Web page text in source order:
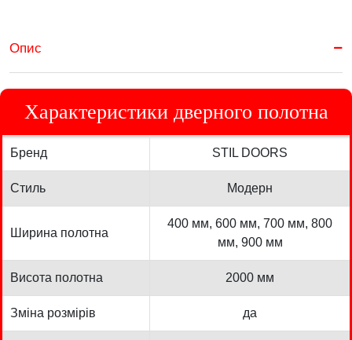
Опис
Характеристики дверного полотна
Бренд STIL DOORS
Стиль Модерн
Ширина полотна
400 мм, 600 мм, 700 мм, 800
мм, 900 мм
Висота полотна 2000 мм
Зміна розмірів да